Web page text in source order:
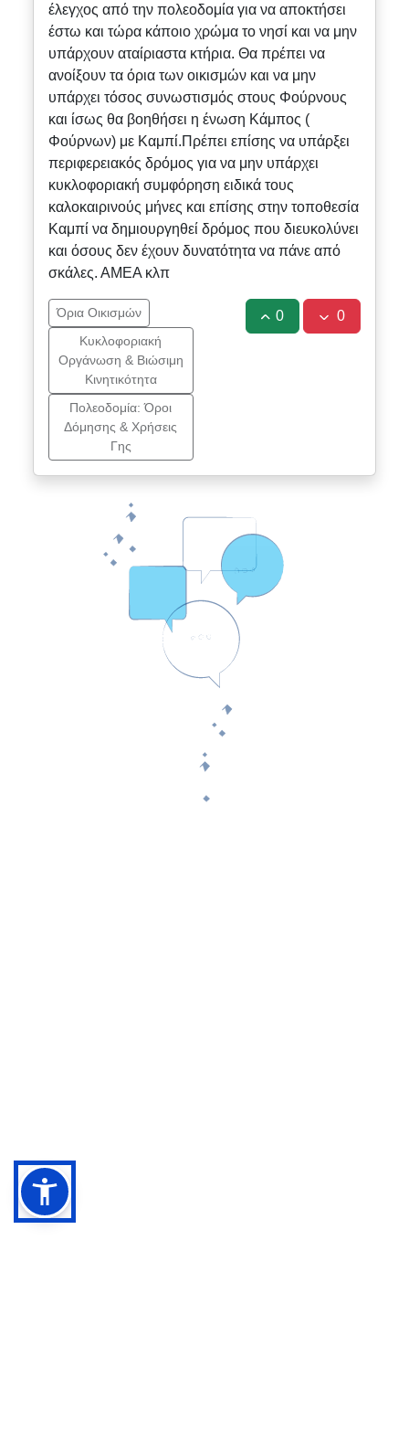
έλεγχος από την πολεοδομία για να αποκτήσει
έστω και τώρα κάποιο χρώμα το νησί και να μην
υπάρχουν αταίριαστα κτήρια. Θα πρέπει να
ανοίξουν τα όρια των οικισμών και να μην
υπάρχει τόσος συνωστισμός στους Φούρνους
και ίσως θα βοηθήσει η ένωση Κάμπος (
Φούρνων) με Καμπί.Πρέπει επίσης να υπάρξει
περιφερειακός δρόμος για να μην υπάρχει
κυκλοφοριακή συμφόρηση ειδικά τους
καλοκαιρινούς μήνες και επίσης στην τοποθεσία
Καμπί να δημιουργηθεί δρόμος που διευκολύνει
και όσους δεν έχουν δυνατότητα να πάνε από
σκάλες. ΑΜΕΑ κλπ
Όρια Οικισμών
Κυκλοφοριακή
Οργάνωση & Βιώσιμη
Κινητικότητα
Πολεοδομία: Όροι
Δόμησης & Χρήσεις
Γης
0 0